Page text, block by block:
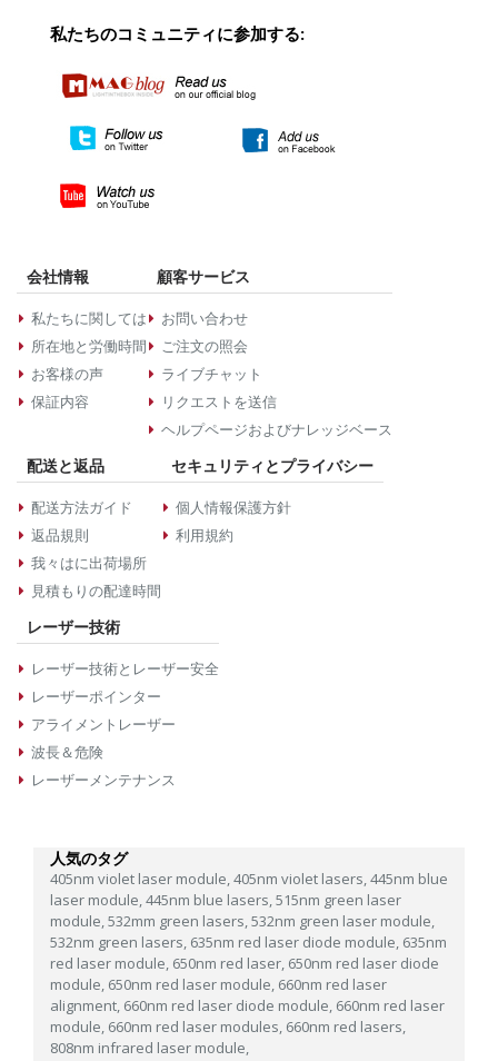
私たちのコミュニティに参加する:
会社情報
私たちに関しては
所在地と労働時間
お客様の声
保証内容
顧客サービス
お問い合わせ
ご注文の照会
ライブチャット
リクエストを送信
ヘルプページおよびナレッジベース
配送と返品
配送方法ガイド
返品規則
我々はに出荷場所
見積もりの配達時間
セキュリティとプライバシー
個人情報保護方針
利用規約
レーザー技術
レーザー技術とレーザー安全
レーザーポインター
アライメントレーザー
波長＆危険
レーザーメンテナンス
人気のタグ
405nm violet laser module,405nm violet lasers,445nm blue
laser module,445nm blue lasers,515nm green laser
module,532mm green lasers,532nm green laser module,
532nm green lasers, 635nm red laser diode module, 635nm
red laser module, 650nm red laser, 650nm red laser diode
module, 650nm red laser module, 660nm red laser
alignment, 660nm red laser diode module, 660nm red laser
module, 660nm red laser modules, 660nm red lasers,
808nm infrared laser module,